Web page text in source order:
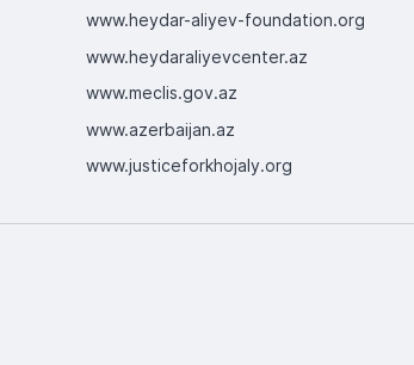
www.heydar-aliyev-foundation.org
www.heydaraliyevcenter.az
www.meclis.gov.az
www.azerbaijan.az
www.justiceforkhojaly.org